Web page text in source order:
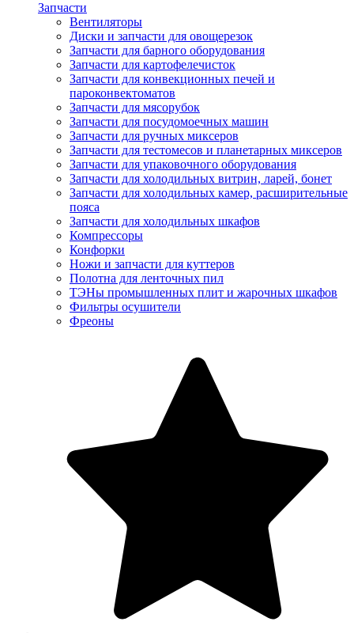
Запчасти
Вентиляторы
Диски и запчасти для овощерезок
Запчасти для барного оборудования
Запчасти для картофелечисток
Запчасти для конвекционных печей и
пароконвектоматов
Запчасти для мясорубок
Запчасти для посудомоечных машин
Запчасти для ручных миксеров
Запчасти для тестомесов и планетарных миксеров
Запчасти для упаковочного оборудования
Запчасти для холодильных витрин, ларей, бонет
Запчасти для холодильных камер, расширительные
пояса
Запчасти для холодильных шкафов
Компрессоры
Конфорки
Ножи и запчасти для куттеров
Полотна для ленточных пил
ТЭНы промышленных плит и жарочных шкафов
Фильтры осушители
Фреоны